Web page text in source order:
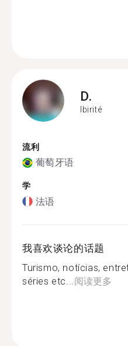
D.
Ibirité
流利
葡萄牙语
学
法语
我喜欢谈论的话题
Turismo, notícias,
séries etc... 阅读更多